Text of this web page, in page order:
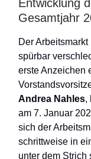
Entwicklung
Gesamtjahr
Der
spürbar
erste Anzeichen
Andrea Nahles,
am 7. Januar
sich der
schrittweise in
unter dem Strich